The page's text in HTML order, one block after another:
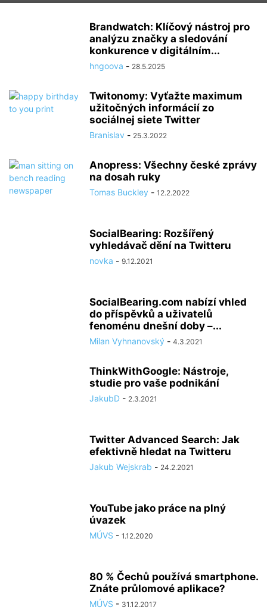
Brandwatch: Klíčový nástroj pro
analýzu značky a sledování
konkurence v digitálním...
hngoova - 28.5.2025
Twitonomy: Vyťažte maximum
užitočných informácií zo
sociálnej siete Twitter
Branislav - 25.3.2022
Anopress: Všechny české zprávy
na dosah ruky
Tomas Buckley - 12.2.2022
SocialBearing: Rozšířený
vyhledávač dění na Twitteru
novka - 9.12.2021
SocialBearing.com nabízí vhled
do příspěvků a uživatelů
fenoménu dnešní doby –...
Milan Vyhnanovský - 4.3.2021
ThinkWithGoogle: Nástroje,
studie pro vaše podnikání
JakubD - 2.3.2021
Twitter Advanced Search: Jak
efektivně hledat na Twitteru
Jakub Wejskrab - 24.2.2021
YouTube jako práce na plný
úvazek
MÚVS - 1.12.2020
80 % Čechů používá smartphone.
Znáte průlomové aplikace?
MÚVS - 31.12.2017